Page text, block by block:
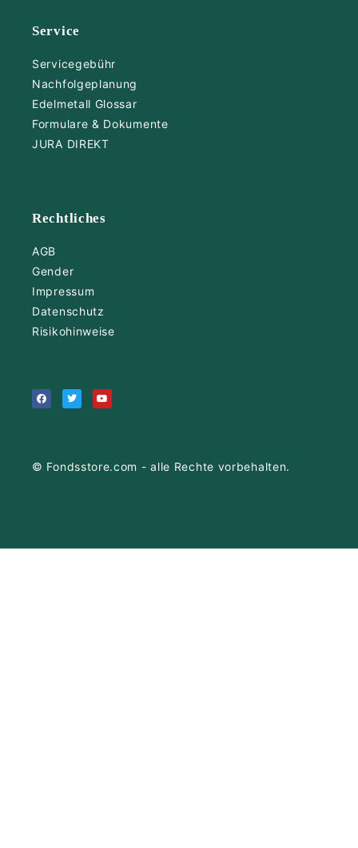
Service
Servicegebühr
Nachfolgeplanung
Edelmetall Glossar
Formulare & Dokumente
JURA DIREKT
Rechtliches
AGB
Gender
Impressum
Datenschutz
Risikohinweise
© Fondsstore.com - alle Rechte vorbehalten.